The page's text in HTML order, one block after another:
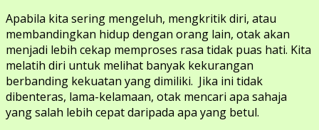
Apabila kita sering mengeluh, mengkritik diri, atau
membandingkan hidup dengan orang lain, otak akan
menjadi lebih cekap memproses rasa tidak puas hati. Kita
melatih diri untuk melihat banyak kekurangan
berbanding kekuatan yang dimiliki. Jika ini tidak
dibenteras, lama-kelamaan, otak mencari apa sahaja
yang salah lebih cepat daripada apa yang betul.